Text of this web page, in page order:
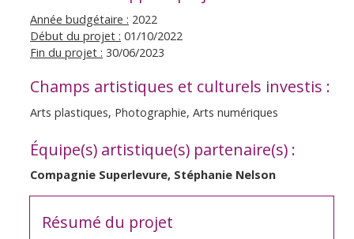
Année budgétaire : 2022
Début du projet : 01/10/2022
Fin du projet : 30/06/2023
Champs artistiques et culturels investis :
Arts plastiques, Photographie, Arts numériques
Équipe(s) artistique(s) partenaire(s) :
Compagnie Superlevure, Stéphanie Nelson
Résumé du projet